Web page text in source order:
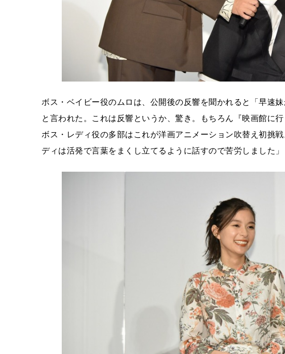
ボス・ベイビー役のムロは、公開後の反響を聞かれると「早速
と言われた。これは反響というか、驚き。もちろん『映画館に
ボス・レディ役の多部はこれが洋画アニメーション吹替え初挑
ディは活発で言葉をまくし立てるように話すので苦労しました」